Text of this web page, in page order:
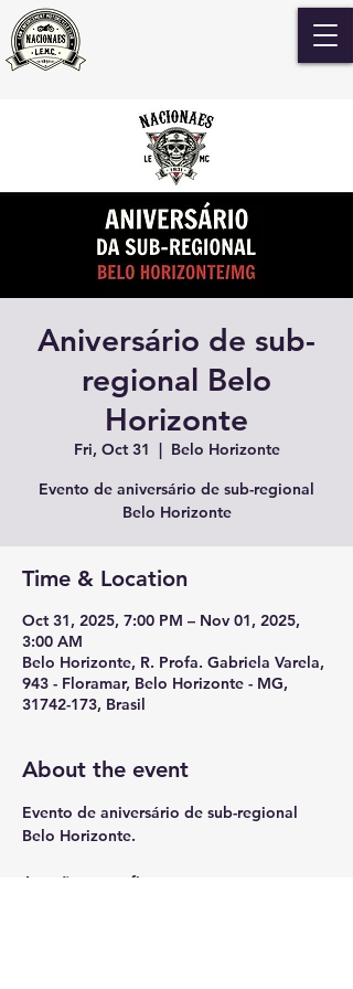
Aniversário de sub-
regional Belo
Horizonte
Fri, Oct 31
  |
Belo Horizonte
Evento de aniversário de sub-regional
Belo Horizonte
Time & Location
Oct 31, 2025, 7:00 PM – Nov 01, 2025,
3:00 AM
Belo Horizonte, R. Profa. Gabriela Varela,
943 - Floramar, Belo Horizonte - MG,
31742-173, Brasil
About the event
Evento de aniversário de sub-regional
Belo Horizonte.
Atrações a confirmar.